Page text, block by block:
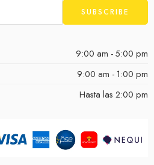
9:00 am - 5:00 pm
9:00 am - 1:00 pm
Hasta las 2:00 pm